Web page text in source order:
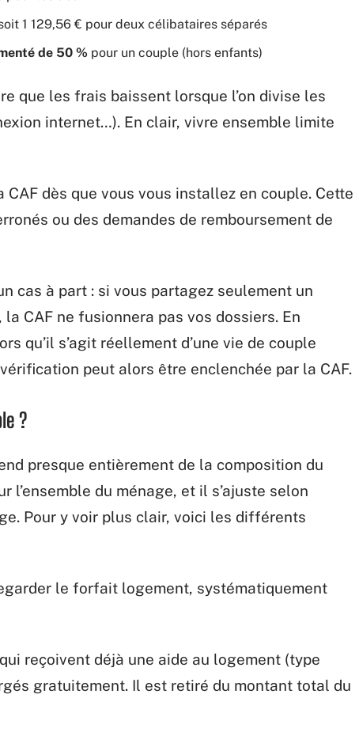
1 129,56 € pour deux célibataires séparés
de 50 % pour un couple (hors enfants)
que les frais baissent lorsque l’on divise les
internet…). En clair, vivre ensemble limite
dès que vous vous installez en couple. Cette
ou des demandes de remboursement de
cas à part : si vous partagez seulement un
CAF ne fusionnera pas vos dossiers. En
qu’il s’agit réellement d’une vie de couple
peut alors être enclenchée par la CAF.
?
presque entièrement de la composition du
l’ensemble du ménage, et il s’ajuste selon
Pour y voir plus clair, voici les différents
le forfait logement, systématiquement
reçoivent déjà une aide au logement (type
gratuitement. Il est retiré du montant total du